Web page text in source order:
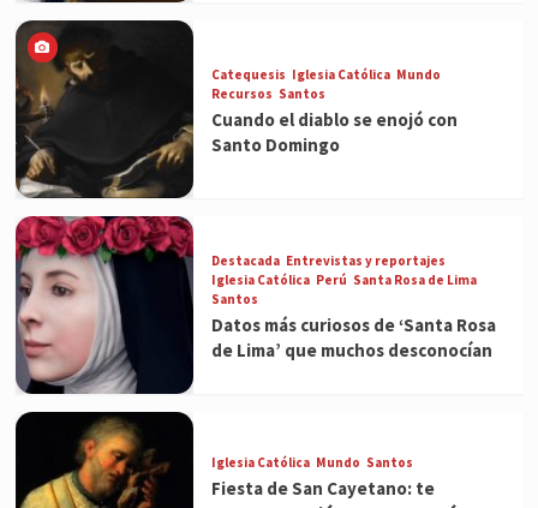
Catequesis Iglesia Católica Mundo
Recursos Santos
Cuando el diablo se enojó con
Santo Domingo
Destacada Entrevistas y reportajes
Iglesia Católica Perú Santa Rosa de Lima
Santos
Datos más curiosos de ‘Santa Rosa
de Lima’ que muchos desconocían
Iglesia Católica Mundo Santos
Fiesta de San Cayetano: te